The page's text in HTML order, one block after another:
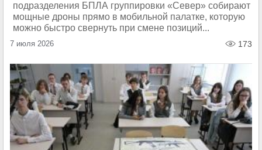
подразделения БПЛА группировки «Север» собирают
мощные дроны прямо в мобильной палатке, которую
можно быстро свернуть при смене позиций...
7 июля 2026 173